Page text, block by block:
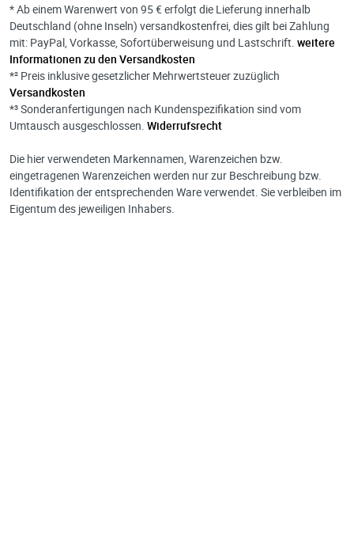
* Ab einem Warenwert von 95 € erfolgt die Lieferung innerhalb
Deutschland (ohne Inseln) versandkostenfrei, dies gilt bei Zahlung
mit: PayPal, Vorkasse, Sofortüberweisung und Lastschrift. weitere
Informationen zu den Versandkosten
*² Preis inklusive gesetzlicher Mehrwertsteuer zuzüglich
Versandkosten
*³ Sonderanfertigungen nach Kundenspezifikation sind vom
Umtausch ausgeschlossen. Widerrufsrecht
Die hier verwendeten Markennamen, Warenzeichen bzw.
eingetragenen Warenzeichen werden nur zur Beschreibung bzw.
Identifikation der entsprechenden Ware verwendet. Sie verbleiben im
Eigentum des jeweiligen Inhabers.